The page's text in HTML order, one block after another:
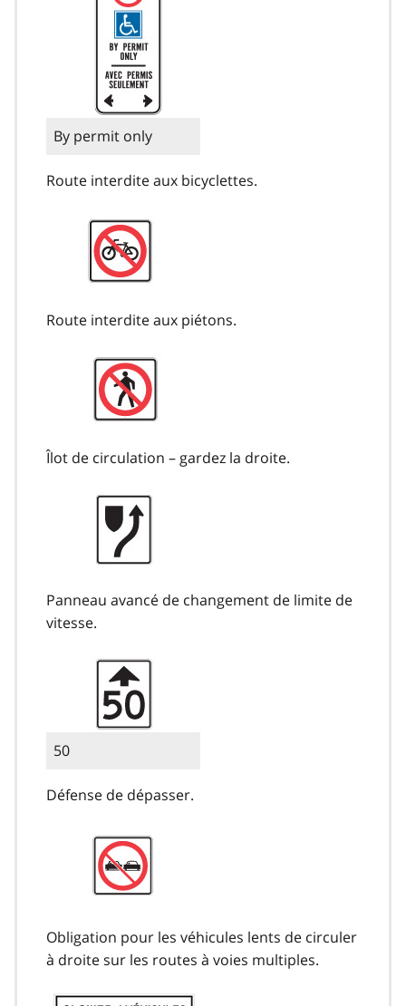
By permit only
Route interdite aux bicyclettes.
Route interdite aux piétons.
Îlot de circulation – gardez la droite.
Panneau avancé de changement de limite de
vitesse.
50
Défense de dépasser.
Obligation pour les véhicules lents de circuler
à droite sur les routes à voies multiples.